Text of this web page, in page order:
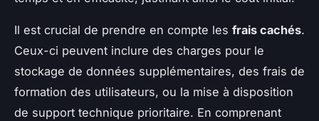
Il est crucial de prendre en compte les frais cachés.
Ceux-ci peuvent inclure des charges pour le
stockage de données supplémentaires, des frais de
formation des utilisateurs, ou la mise à disposition
de support technique prioritaire. En comprenant